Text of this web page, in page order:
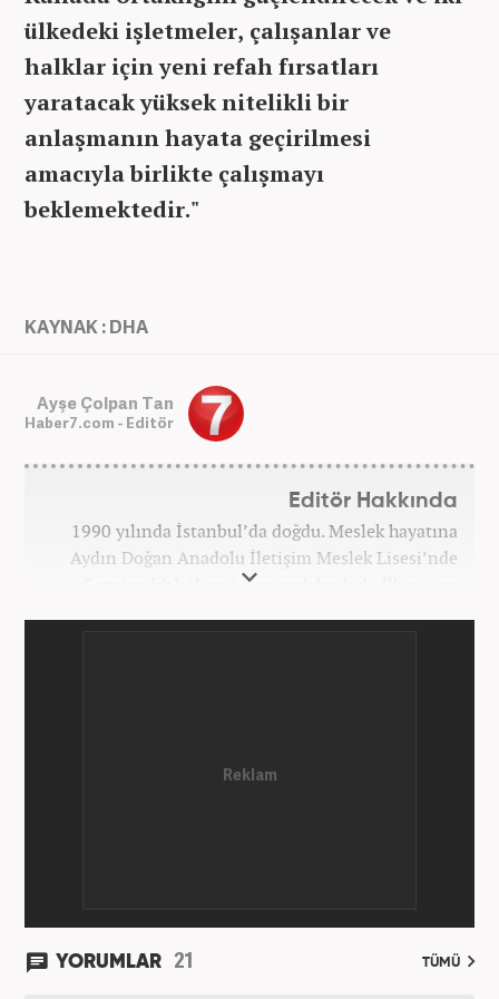
ülkedeki işletmeler, çalışanlar ve
halklar için yeni refah fırsatları
yaratacak yüksek nitelikli bir
anlaşmanın hayata geçirilmesi
amacıyla birlikte çalışmayı
beklemektedir."
KAYNAK : DHA
Ayşe Çolpan Tan
Haber7.com - Editör
Editör Hakkında
1990 yılında İstanbul’da doğdu. Meslek hayatına
Aydın Doğan Anadolu İletişim Meslek Lisesi’nde
Gazetecilik bölümü okuyarak başladı. İlk stajını
Haber7.com’da “Gündem Editörü” olarak devam
YORUMLAR 21 TÜMÜ